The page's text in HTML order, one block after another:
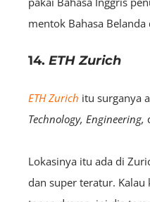
mentok Bahasa Belanda
14. ETH Zurich
ETH Zurich itu surganya
Technology, Engineering,
Lokasinya itu ada di
dan super teratur.